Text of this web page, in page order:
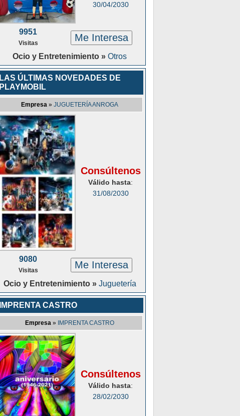
30/04/2030
9951
Visitas Me Interesa
Ocio y Entretenimiento » Otros
LAS ÚLTIMAS NOVEDADES DE
PLAYMOBIL
Empresa » JUGUETERÍA ANROGA
Consúltenos
Válido hasta:
31/08/2030
9080
Visitas Me Interesa
Ocio y Entretenimiento » Juguetería
IMPRENTA CASTRO
Empresa » IMPRENTA CASTRO
Consúltenos
Válido hasta:
28/02/2030